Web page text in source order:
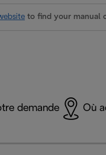
to find your manual
demande Où